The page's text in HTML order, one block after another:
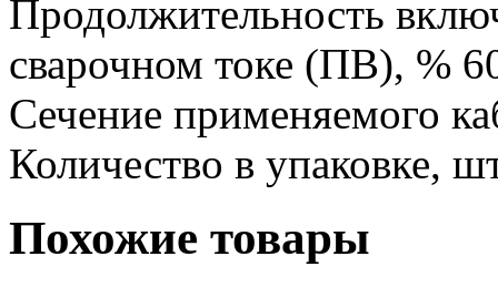
Продолжительность
сварочном токе (ПВ), %
Сечение применяемого
Количество в упаковке,
Похожие товары